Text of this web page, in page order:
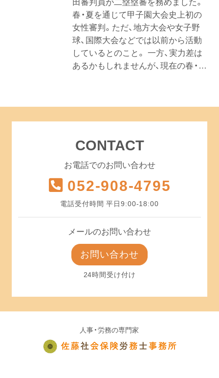
田審判員が二塁塁審を務めました。
春・夏を通じて甲子園大会史上初の
女性審判。ただ、地方大会や女子野
球、国際大会などでは以前から活動
しているとのこと。 一方、実力差は
あるかもしれませんが、現在の春・…
CONTACT
お電話でのお問い合わせ
052-908-4795
電話受付時間 平日9:00-18:00
メールのお問い合わせ
お問い合わせ
24時間受け付け
人事・労務の専門家